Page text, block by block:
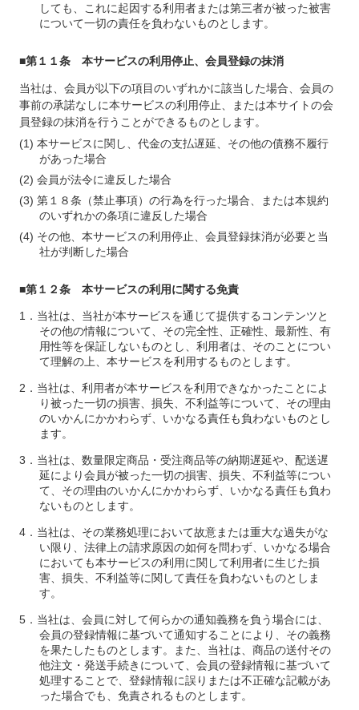
しても、これに起因する利用者または第三者が被った被害
について一切の責任を負わないものとします。
■第１１条 本サービスの利用停止、会員登録の抹消
当社は、会員が以下の項目のいずれかに該当した場合、会員の
事前の承諾なしに本サービスの利用停止、または本サイトの会
員登録の抹消を行うことができるものとします。
本サービスに関し、代金の支払遅延、その他の債務不履行
があった場合
会員が法令に違反した場合
第１８条（禁止事項）の行為を行った場合、または本規約
のいずれかの条項に違反した場合
その他、本サービスの利用停止、会員登録抹消が必要と当
社が判断した場合
■第１２条 本サービスの利用に関する免責
当社は、当社が本サービスを通じて提供するコンテンツと
その他の情報について、その完全性、正確性、最新性、有
用性等を保証しないものとし、利用者は、そのことについ
て理解の上、本サービスを利用するものとします。
当社は、利用者が本サービスを利用できなかったことによ
り被った一切の損害、損失、不利益等について、その理由
のいかんにかかわらず、いかなる責任も負わないものとし
ます。
当社は、数量限定商品・受注商品等の納期遅延や、配送遅
延により会員が被った一切の損害、損失、不利益等につい
て、その理由のいかんにかかわらず、いかなる責任も負わ
ないものとします。
当社は、その業務処理において故意または重大な過失がな
い限り、法律上の請求原因の如何を問わず、いかなる場合
においても本サービスの利用に関して利用者に生じた損
害、損失、不利益等に関して責任を負わないものとしま
す。
当社は、会員に対して何らかの通知義務を負う場合には、
会員の登録情報に基づいて通知することにより、その義務
を果たしたものとします。また、当社は、商品の送付その
他注文・発送手続きについて、会員の登録情報に基づいて
処理することで、登録情報に誤りまたは不正確な記載があ
った場合でも、免責されるものとします。